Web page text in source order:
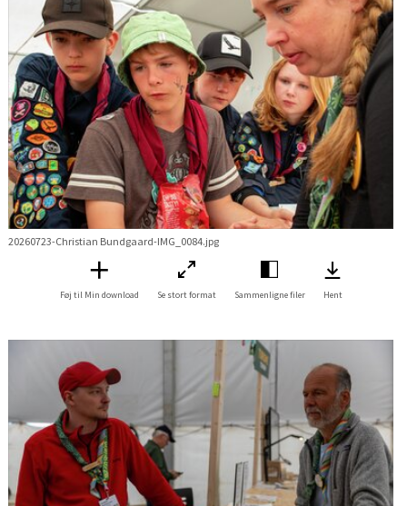
20260723-Christian Bundgaard-IMG_0084.jpg
Føj til Min download Se stort format Sammenligne filer Hent